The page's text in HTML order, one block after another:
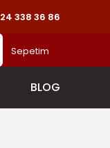
338 36 86
Sepetim
BLOG